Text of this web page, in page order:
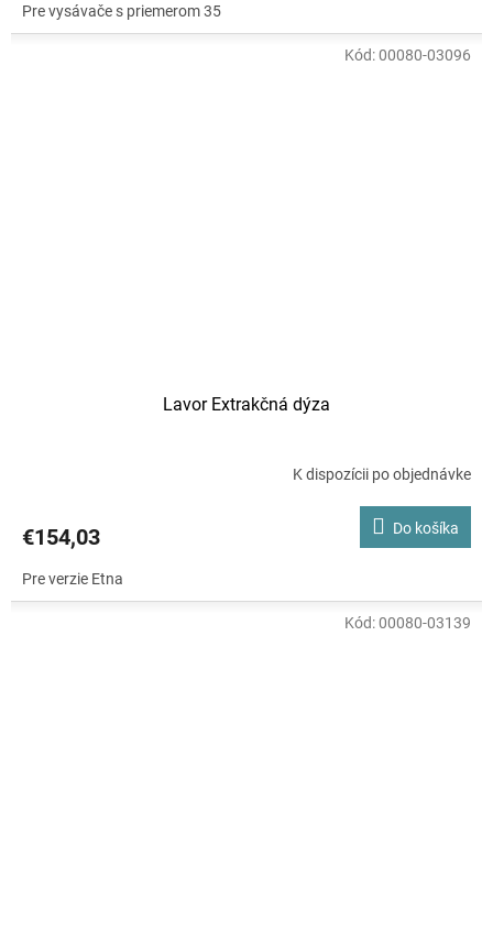
Pre vysávače s priemerom 35
Lavor Extrakčná dýza
K dispozícii po objednávke
€154,03 Do košíka
Pre verzie Etna
Kód:00080-03096
Kód:00080-03139